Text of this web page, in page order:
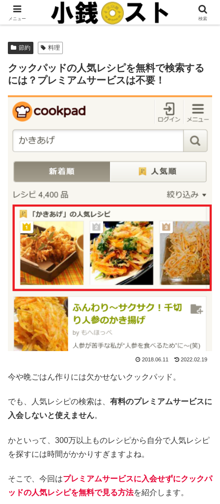
当サイトではアフィリエイト広告を掲載しています。
節約 料理
クックパッドの人気レシピを無料で検索する
には？プレミアムサービスは不要！
2018.06.11 2022.02.19
今や晩ごはん作りには欠かせないクックパッド。
でも、人気レシピの検索は、 有料のプレミアムサービスに
入会しないと使えません。
かといって、300万以上ものレシピから自分で人気レシピ
を探すには時間がかかりすぎますよね。
そこで、今回はプレミアムサービスに入会せずにクックパ
ッドの人気レシピを無料で見る方法を紹介します。
メニュー 検索